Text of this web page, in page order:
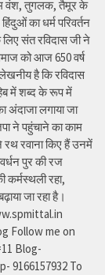
वंश, तुगलक, तैमूर के
का धर्म परिवर्तन
संत रविदास जी ने
को आज 650 वर्ष
है कि रविदास
में शब्द के रूप में
अंदाजा लगाया जा
ने पहुंचाने का काम
रवाना किए हैं उनमें
पुर की रज
कर्मस्थली रहा,
जा रहा है।
Follow me on
Blog-
9166157932 To